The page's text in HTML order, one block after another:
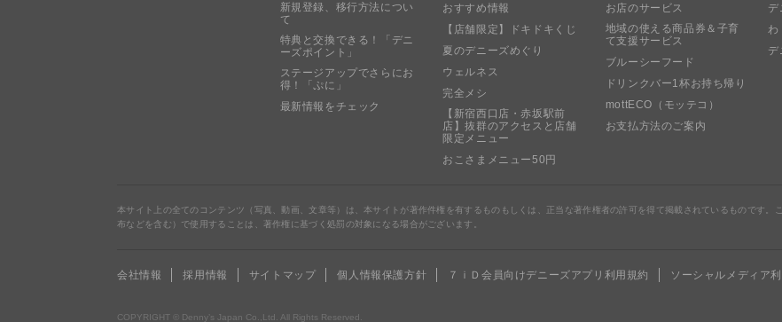
新規登録、移行方法につい
て
特典と交換できる！「デニ
ーズポイント」
ステージアップでさらにお
得！「ぷに」
最新情報をチェック
おすすめ情報
【店舗限定】ドキドキくじ
夏のデニーズめぐり
ウェルネス
完全メシ
【新宿西口店・赤坂駅前
店】抜群のアクセスと店舗
限定メニュー
おこさまメニュー50円
お店のサービス
地域の使える商品券＆子育
て支援サービス
ブルーシーフード
ドリンクバー1杯お持ち帰り
mottECO（モッテコ）
お支払方法のご案内
デ
わ
デ
本サイト上の全てのコンテンツ（写真、動画、文章等）は、本サイトが著作件権を有するものもしくは、正当な著作権者の許可を得て掲載されているものです
布などを含む）で使用することは、著作権に基づく処罰の対象になる場合がございます。
会社情報 採用情報 サイトマップ 個人情報保護方針 ７ｉＤ会員向けデニーズアプリ利用規約 ソーシャルメディア
COPYRIGHT © Denny’s Japan Co.,Ltd. All Rights Reserved.